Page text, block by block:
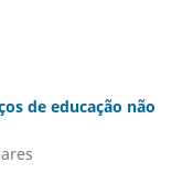
de educação não